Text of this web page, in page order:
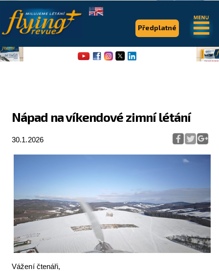
Nápad na víkendové zimní létání
30.1.2026
Vážení čtenáři,
Předplatné
.
Pro piloty
Série & speciály
Letecká videa
Aktuální FR + archiv